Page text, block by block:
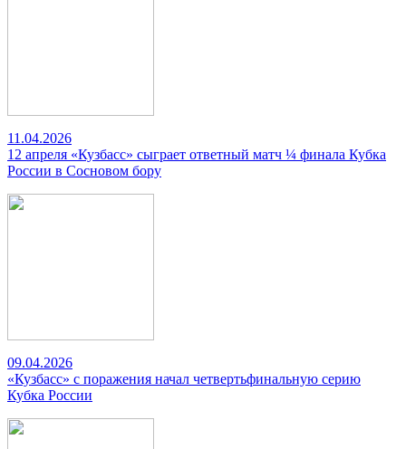
11.04.2026
12 апреля «Кузбасс» сыграет ответный матч ¼ финала Кубка
России в Сосновом бору
09.04.2026
«Кузбасс» с поражения начал четвертьфинальную серию
Кубка России